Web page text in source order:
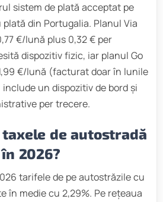
sistem de plată acceptat pe
din Portugalia. Planul Via
€/lună plus 0,32 € per
dispozitiv fizic, iar planul Go
€/lună (facturat doar în lunile
un dispozitiv de bord și
per trecere.
taxele de autostradă
2026?
tarifele de pe autostrăzile cu
în medie cu 2,29%. Pe rețeaua